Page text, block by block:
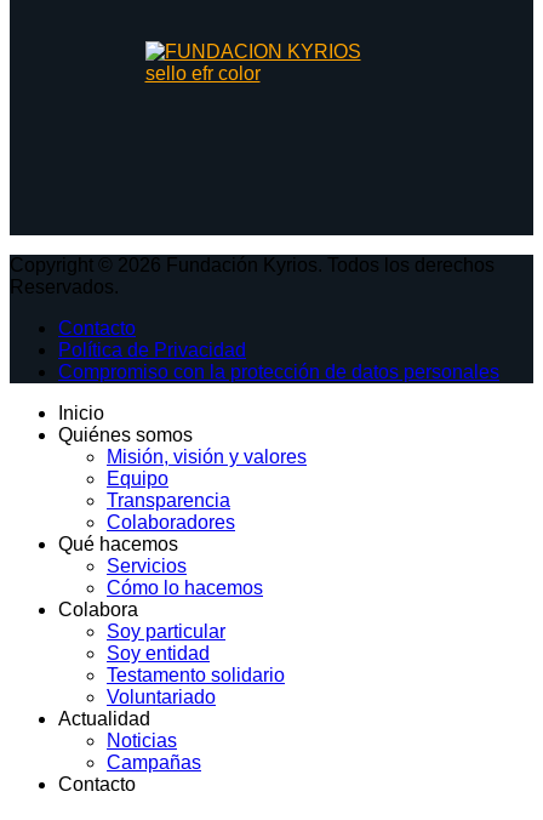
Copyright © 2026 Fundación Kyrios. Todos los derechos
Reservados.
Contacto
Política de Privacidad
Compromiso con la protección de datos personales
Inicio
Quiénes somos
Misión, visión y valores
Equipo
Transparencia
Colaboradores
Qué hacemos
Servicios
Cómo lo hacemos
Colabora
Soy particular
Soy entidad
Testamento solidario
Voluntariado
Actualidad
Noticias
Campañas
Contacto